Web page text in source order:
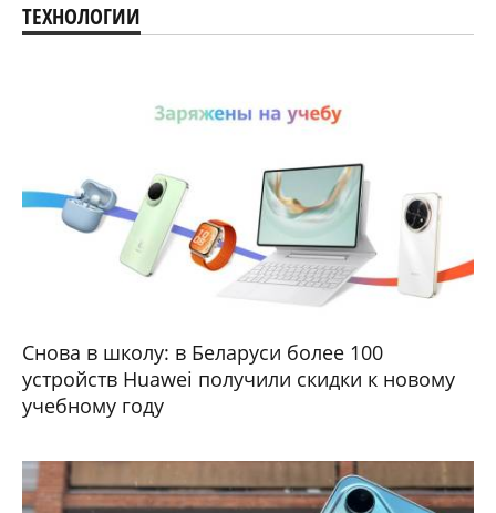
ТЕХНОЛОГИИ
Снова в школу: в Беларуси более 100
устройств Huawei получили скидки к новому
учебному году